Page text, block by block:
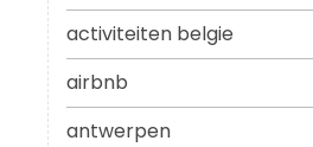
activiteiten belgie
airbnb
antwerpen